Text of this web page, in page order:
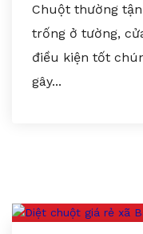
Chuột thường
trống ở tường,
điều kiện tốt
gây...